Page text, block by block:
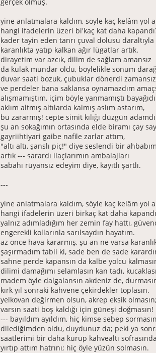
yine anlatmalara kaldım, söyle kaç kelâm yol
hangi ifadelerin üzeri bi'kaç kat daha
kader tayin eden tanrı çuval dolusu daraltıyla
karanlıkta yatıp kalkan ağır lügatlar artık.
dirayetim var azcık, dilim de sağlam amansız
da kulak mundar oldu, böylelikle sonum
duvar saati bozuk, çubuklar dönerdi zamansız
ve perdeler bana saklansa oynamazdım
alışmamıştım, içim böyle yanmamıştı
aklım altmış altılarda kalmış aslım astarım,
bu zararmış! cepte simit kılığı düzgün
şu an sokağımın ortasında elde biramı çay
gayriihtiyari gaibe nafile zarlar attım,
"altı altı, şanslı piç!" diye seslendi bir
artık --- sarardı ilaçlarımın ambalajları
sabahı rüyansız edeyim diye, kayıtlı şartlı.
---
yine anlatmalara kaldım, söyle kaç kelâm yol
hangi ifadelerin üzeri birkaç kat daha
yalnız adımladığım her zemin fay hattı,
engerekli kollarınla sarılsaydın hayatım.
az önce hava kararmış, şu an ne varsa
şaşırmadım tabii ki, sade ben de sade
sahne perde kapansın da kalbe yolcu
dilimi damağımı selamlasın kan tadı,
madem öyle dalgalansın akdeniz de,
kırk yıl sonraki kahvene çekirdekler toplasın.
yelkovan değirmen olsun, akrep eksik
varsın saati boş kaldığı için güneşi doğmasın!
--- bayıldım ayıldım, hiç kimse sebep
dilediğimden oldu, duydunuz da; peki ya
saatlerimi bir daha kurup kahvealtı
yırtıp attım hatrını; hiç öyle yüzün solmasın.